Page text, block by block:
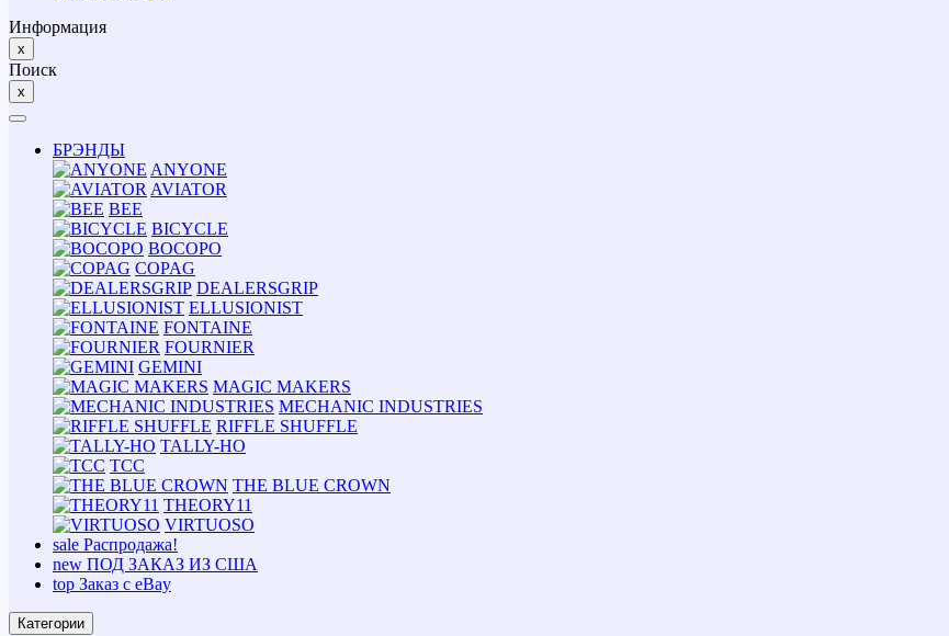
Информация
x
Поиск
x
БРЭНДЫ
ANYONE
AVIATOR
BEE
BICYCLE
BOCOPO
COPAG
DEALERSGRIP
ELLUSIONIST
FONTAINE
FOURNIER
GEMINI
MAGIC MAKERS
MECHANIC INDUSTRIES
RIFFLE SHUFFLE
TALLY-HO
TCC
THE BLUE CROWN
THEORY11
VIRTUOSO
sale Распродажа!
new ПОД ЗАКАЗ ИЗ США
top Заказ с eBay
Категории